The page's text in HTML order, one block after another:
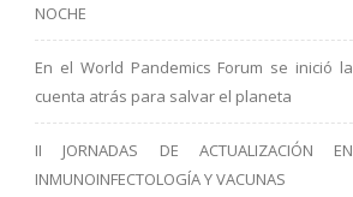
NOCHE
En el World Pandemics Forum se inició la
cuenta atrás para salvar el planeta
II JORNADAS DE ACTUALIZACIÓN EN
INMUNOINFECTOLOGÍA Y VACUNAS